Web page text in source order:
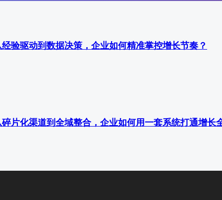
验驱动到数据决策，企业如何精准掌控增长节奏？
片化渠道到全域整合，企业如何用一套系统打通增长